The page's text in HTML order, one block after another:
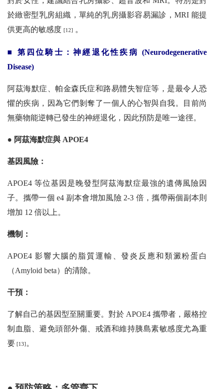
於緻密型乳房組織，單純的乳房攝影容易漏診，MRI 能提
供更高的敏感度 [12] 。
■ 第四位騎士：神經退化性疾病 (Neurodegenerative
Disease)
阿茲海默症、帕金森氏症和路易體失智症等，是最令人恐
懼的疾病，因為它們剝奪了一個人的心智與自我。目前尚
無藥物能逆轉已發生的神經退化，因此預防是唯一途徑。
● 阿茲海默症與 APOE4
基因風險：
APOE4 等位基因是晚發型阿茲海默症最強的遺傳風險因
子。攜帶一個 e4 副本會增加風險 2-3 倍，攜帶兩個副本則
增加 12 倍以上。
機制：
APOE4 影響大腦的脂質運輸、發炎反應和類澱粉蛋白
（Amyloid beta）的清除。
干預：
了解自己的基因型至關重要。對於 APOE4 攜帶者，嚴格控
制血脂、避免頭部外傷、戒酒和維持胰島素敏感度尤為重
要 [13] 。